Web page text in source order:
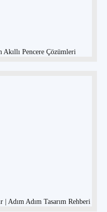
Akıllı Pencere Çözümleri
| Adım Adım Tasarım Rehberi